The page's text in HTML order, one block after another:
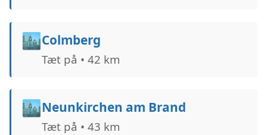
🏙️Colmberg
Tæt på • 42 km
🏙️Neunkirchen am Brand
Tæt på • 43 km